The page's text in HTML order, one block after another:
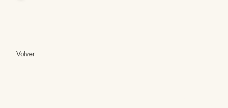
Volver